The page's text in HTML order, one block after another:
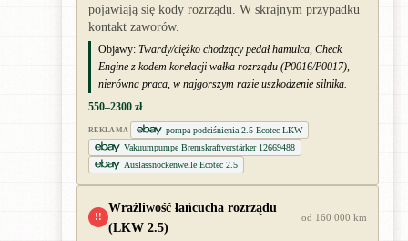
pojawiają się kody rozrządu. W skrajnym przypadku
kontakt zaworów.
Objawy: Twardy/ciężko chodzący pedał hamulca, Check
Engine z kodem korelacji wałka rozrządu (P0016/P0017),
nierówna praca, w najgorszym razie uszkodzenie silnika.
550–2300 zł
REKLAMA
pompa podciśnienia 2.5 Ecotec LKW
Vakuumpumpe Bremskraftverstärker 12669488
Auslassnockenwelle Ecotec 2.5
!!
Wrażliwość łańcucha rozrządu
(LKW 2.5)
od 160 000 km